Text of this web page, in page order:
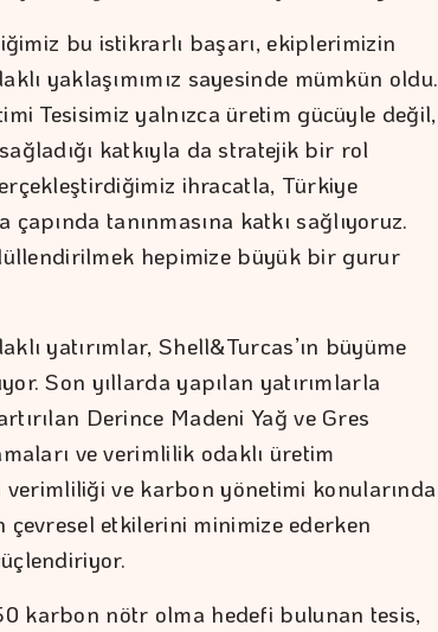
bu istikrarlı başarı, ekiplerimizin
yaklaşımımız sayesinde mümkün oldu.
Tesisimiz yalnızca üretim gücüyle değil,
katkıyla da stratejik bir rol
ihracatla, Türkiye
tanınmasına katkı sağlıyoruz.
hepimize büyük bir gurur
yatırımlar, Shell&Turcas’ın büyüme
Son yıllarda yapılan yatırımlarla
Derince Madeni Yağ ve Gres
ve verimlilik odaklı üretim
ve karbon yönetimi konularında
etkilerini minimize ederken
karbon nötr olma hedefi bulunan tesis,